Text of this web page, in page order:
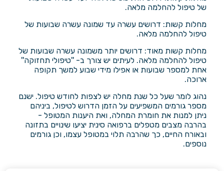
של טיפול להחלמה מלאה.
מחלות קשות: דרושים עשרה עד שמונה עשרה שבועות של
טיפול להחלמה מלאה.
מחלות קשות מאוד: דרושים יותר משמונה עשרה שבועות של
טיפול להחלמה מלאה. לעיתים יש צורך ב- ''טיפולי תחזוקה''
אחת למספר שבועות או אפילו מידי שבוע למשך תקופה
ארוכה.
נהוג לומר שעל כל שנת מחלה יש לצפות לחודש טיפול. ישנם
מספר גורמים המשפיעים על הזמן הדרוש לטיפול, ביניהם
ניתן למנות את חומרת המחלה, ואת היענות המטופל -
בהרבה מצבים מטפלים ברפואה סינית יציעו שינויים בתזונה
ובאורח החיים, כך שהרבה תלוי במטופל עצמו, וכן גורמים
נוספים.